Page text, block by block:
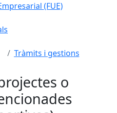
(FUE)
Tràmits i gestions
o